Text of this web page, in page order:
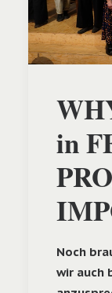
in
Noch
wir auch